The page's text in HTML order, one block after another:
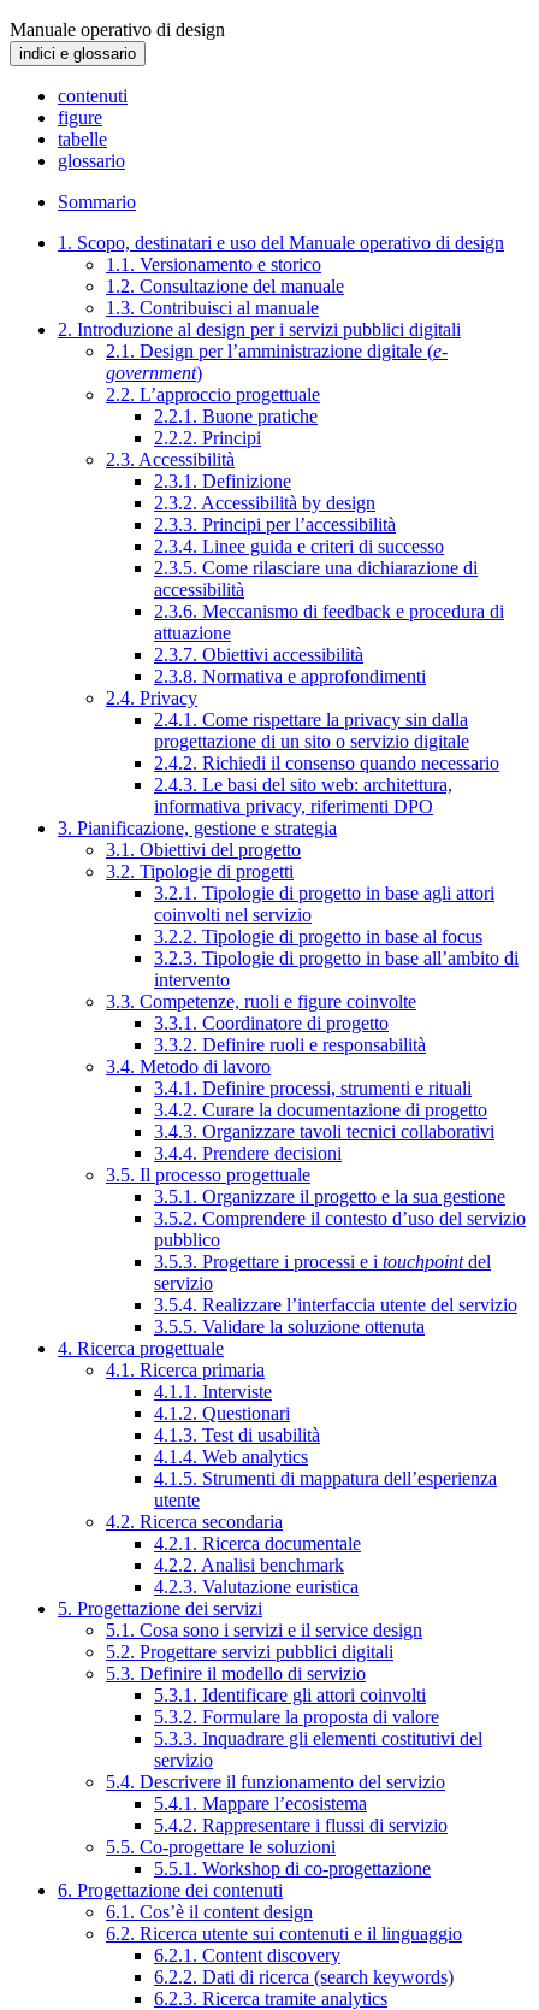
Manuale operativo di design
indici e glossario
contenuti
figure
tabelle
glossario
Sommario
1. Scopo, destinatari e uso del Manuale operativo di design
1.1. Versionamento e storico
1.2. Consultazione del manuale
1.3. Contribuisci al manuale
2. Introduzione al design per i servizi pubblici digitali
2.1. Design per l’amministrazione digitale (e-
government)
2.2. L’approccio progettuale
2.2.1. Buone pratiche
2.2.2. Principi
2.3. Accessibilità
2.3.1. Definizione
2.3.2. Accessibilità by design
2.3.3. Principi per l’accessibilità
2.3.4. Linee guida e criteri di successo
2.3.5. Come rilasciare una dichiarazione di
accessibilità
2.3.6. Meccanismo di feedback e procedura di
attuazione
2.3.7. Obiettivi accessibilità
2.3.8. Normativa e approfondimenti
2.4. Privacy
2.4.1. Come rispettare la privacy sin dalla
progettazione di un sito o servizio digitale
2.4.2. Richiedi il consenso quando necessario
2.4.3. Le basi del sito web: architettura,
informativa privacy, riferimenti DPO
3. Pianificazione, gestione e strategia
3.1. Obiettivi del progetto
3.2. Tipologie di progetti
3.2.1. Tipologie di progetto in base agli attori
coinvolti nel servizio
3.2.2. Tipologie di progetto in base al focus
3.2.3. Tipologie di progetto in base all’ambito di
intervento
3.3. Competenze, ruoli e figure coinvolte
3.3.1. Coordinatore di progetto
3.3.2. Definire ruoli e responsabilità
3.4. Metodo di lavoro
3.4.1. Definire processi, strumenti e rituali
3.4.2. Curare la documentazione di progetto
3.4.3. Organizzare tavoli tecnici collaborativi
3.4.4. Prendere decisioni
3.5. Il processo progettuale
3.5.1. Organizzare il progetto e la sua gestione
3.5.2. Comprendere il contesto d’uso del servizio
pubblico
3.5.3. Progettare i processi e i touchpointdel
servizio
3.5.4. Realizzare l’interfaccia utente del servizio
3.5.5. Validare la soluzione ottenuta
4. Ricerca progettuale
4.1. Ricerca primaria
4.1.1. Interviste
4.1.2. Questionari
4.1.3. Test di usabilità
4.1.4. Web analytics
4.1.5. Strumenti di mappatura dell’esperienza
utente
4.2. Ricerca secondaria
4.2.1. Ricerca documentale
4.2.2. Analisi benchmark
4.2.3. Valutazione euristica
5. Progettazione dei servizi
5.1. Cosa sono i servizi e il service design
5.2. Progettare servizi pubblici digitali
5.3. Definire il modello di servizio
5.3.1. Identificare gli attori coinvolti
5.3.2. Formulare la proposta di valore
5.3.3. Inquadrare gli elementi costitutivi del
servizio
5.4. Descrivere il funzionamento del servizio
5.4.1. Mappare l’ecosistema
5.4.2. Rappresentare i flussi di servizio
5.5. Co-progettare le soluzioni
5.5.1. Workshop di co-progettazione
6. Progettazione dei contenuti
6.1. Cos’è il content design
6.2. Ricerca utente sui contenuti e il linguaggio
6.2.1. Content discovery
6.2.2. Dati di ricerca (search keywords)
6.2.3. Ricerca tramite analytics